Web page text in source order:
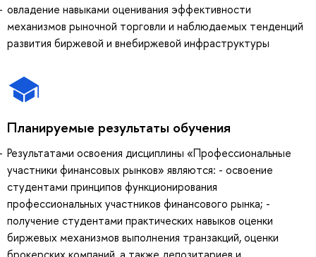
овладение навыками оценивания эффективности
механизмов рыночной торговли и наблюдаемых тенденций
развития биржевой и внебиржевой инфраструктуры
Планируемые результаты обучения
Результатами освоения дисциплины «Профессиональные
участники финансовых рынков» являются: - освоение
студентами принципов функционирования
профессиональных участников финансового рынка; -
получение студентами практических навыков оценки
биржевых механизмов выполнения транзакций, оценки